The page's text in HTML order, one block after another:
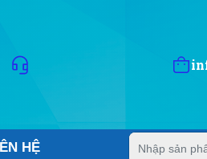
HỆ
Tuyệt vời còn gì
Thạch Lê
(Đánh giá 1